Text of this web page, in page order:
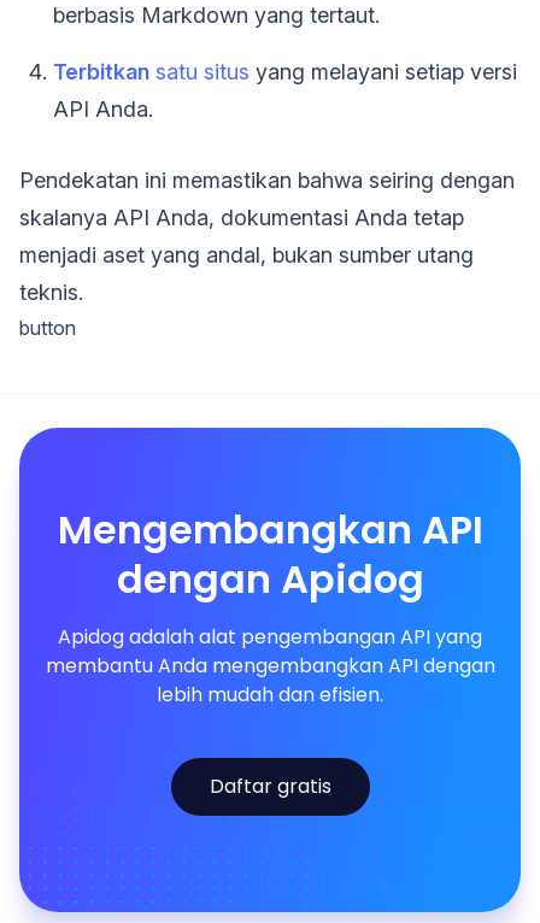
berbasis Markdown yang tertaut.
Terbitkan satu situs yang melayani setiap versi
API Anda.
Pendekatan ini memastikan bahwa seiring dengan
skalanya API Anda, dokumentasi Anda tetap
menjadi aset yang andal, bukan sumber utang
teknis.
button
Mengembangkan API
dengan Apidog
Apidog adalah alat pengembangan API yang
membantu Anda mengembangkan API dengan
lebih mudah dan efisien.
Daftar gratis